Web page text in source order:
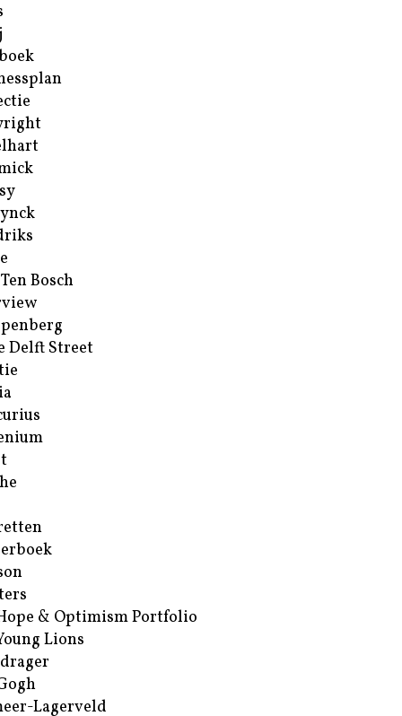
Bosch
Delft Street
& Optimism Portfolio
Lions
Lagerveld